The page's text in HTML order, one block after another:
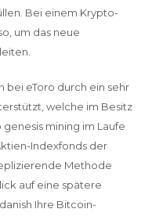
Bei einem Krypto-
um das neue
bei eToro durch ein sehr
welche im Besitz
mining im Laufe
Indexfonds der
Methode
auf eine spätere
Ihre Bitcoin-